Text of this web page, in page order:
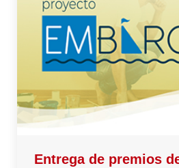
Entrega de premios